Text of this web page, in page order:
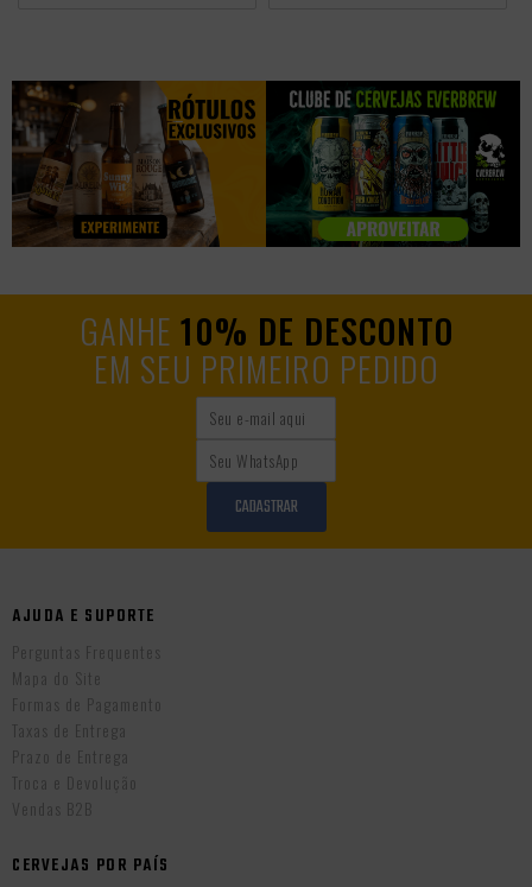
GANHE 10% DE DESCONTO
EM SEU PRIMEIRO PEDIDO
CADASTRAR
AJUDA E SUPORTE
Perguntas Frequentes
Mapa do Site
Formas de Pagamento
Taxas de Entrega
Prazo de Entrega
Troca e Devolução
Vendas B2B
CERVEJAS POR PAÍS